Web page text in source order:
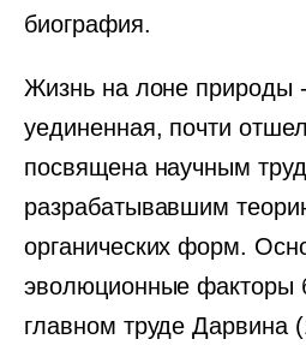
биография.
Жизнь на лоне природы
уединенная, почти
посвящена научным
разрабатывавшим
органических форм.
эволюционные факторы
главном труде Дарвина